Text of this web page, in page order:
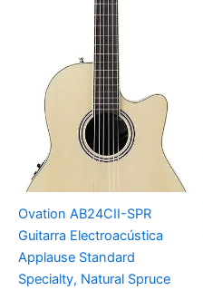
Ovation AB24CII-SPR
Guitarra Electroacústica
Applause Standard
Specialty, Natural Spruce